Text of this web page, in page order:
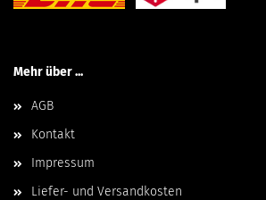
Mehr über ...
AGB
Kontakt
Impressum
Liefer- und Versandkosten